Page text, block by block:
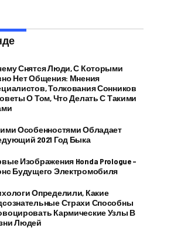
Снятся Люди, С Которыми
Нет Общения: Мнения
Толкования Сонников
О Том, Что Делать С Такими
Особенностями Обладает
2021 Год Быка
Изображения Honda Prologue –
Будущего Электромобиля
Определили, Какие
Страхи Способны
Кармические Узлы В
Людей